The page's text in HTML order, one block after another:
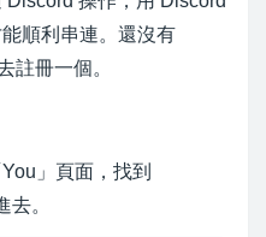
順利串連。還沒有
註冊一個。
」頁面，找到
去。